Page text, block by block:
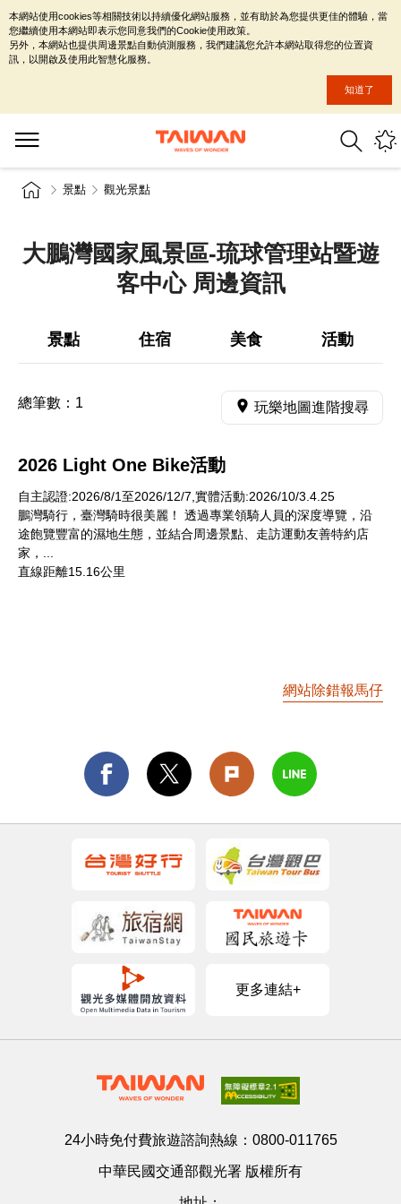
景點 觀光景點
大鵬灣國家風景區-琉球管理站暨遊
客中心 周邊資訊
景點 住宿 美食 活動
總筆數： 1 玩樂地圖進階搜尋
2026 Light One Bike活動
自主認證:2026/8/1至2026/12/7,實體活動:2026/10/3.4.25
鵬灣騎行，臺灣騎時很美麗！ 透過專業領騎人員的深度導覽，沿
途飽覽豐富的濕地生態，並結合周邊景點、走訪運動友善特約店
家，...
直線距離15.16公里
網站除錯報馬仔
更多連結+
24小時免付費旅遊諮詢熱線： 0800-011765
中華民國交通部觀光署 版權所有
本網站使用cookies等相關技術以持續優化網站服務，並有助於為您提供更佳的體驗，當
您繼續使用本網站即表示您同意我們的Cookie使用政策。
另外，本網站也提供周邊景點自動偵測服務，我們建議您允許本網站取得您的位置資
訊，以開啟及使用此智慧化服務。
知道了